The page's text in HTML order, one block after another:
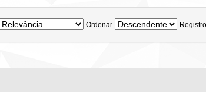
Ordenar